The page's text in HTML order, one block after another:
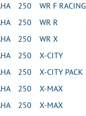
250 WR F RACING
250 WR R
250 WR X
250 X-CITY
250 X-CITY PACK
250 X-MAX
250 X-MAX